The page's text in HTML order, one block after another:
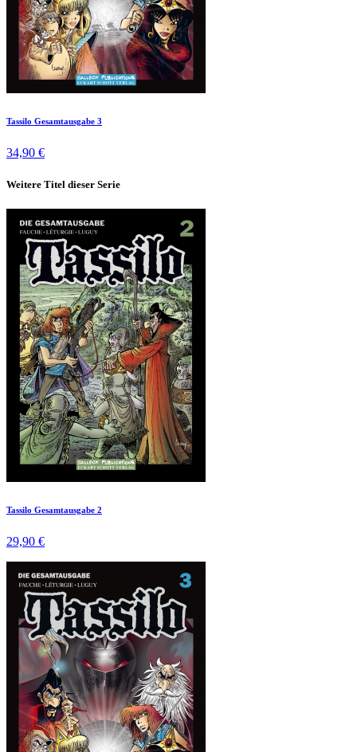
Tassilo Gesamtausgabe 3
34,90 €
Weitere Titel dieser Serie
Tassilo Gesamtausgabe 2
29,90 €